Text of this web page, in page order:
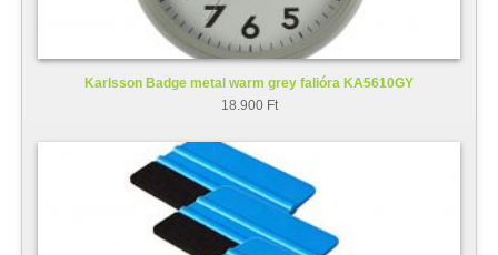
Karlsson Badge metal warm grey falióra KA5610GY
18.900 Ft